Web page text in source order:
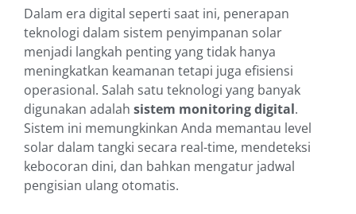
Dalam era digital seperti saat ini, penerapan
teknologi dalam sistem penyimpanan solar
menjadi langkah penting yang tidak hanya
meningkatkan keamanan tetapi juga efisiensi
operasional. Salah satu teknologi yang banyak
digunakan adalah sistem monitoring digital.
Sistem ini memungkinkan Anda memantau level
solar dalam tangki secara real-time, mendeteksi
kebocoran dini, dan bahkan mengatur jadwal
pengisian ulang otomatis.